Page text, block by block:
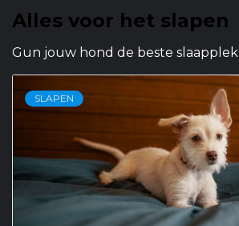
Alles voor het slapen
Gun jouw hond de beste slaapplek
SLAPEN